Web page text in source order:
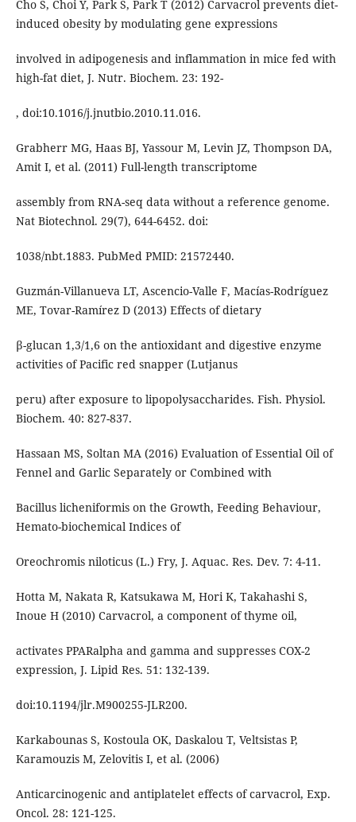
Cho S, Choi Y, Park S, Park T (2012) Carvacrol prevents diet-
induced obesity by modulating gene expressions
involved in adipogenesis and inflammation in mice fed with
high-fat diet, J. Nutr. Biochem. 23: 192-
, doi:10.1016/j.jnutbio.2010.11.016.
Grabherr MG, Haas BJ, Yassour M, Levin JZ, Thompson DA,
Amit I, et al. (2011) Full-length transcriptome
assembly from RNA-seq data without a reference genome.
Nat Biotechnol. 29(7), 644-6452. doi:
1038/nbt.1883. PubMed PMID: 21572440.
Guzmán-Villanueva LT, Ascencio-Valle F, Macías-Rodríguez
ME, Tovar-Ramírez D (2013) Effects of dietary
β-glucan 1,3/1,6 on the antioxidant and digestive enzyme
activities of Pacific red snapper (Lutjanus
peru) after exposure to lipopolysaccharides. Fish. Physiol.
Biochem. 40: 827-837.
Hassaan MS, Soltan MA (2016) Evaluation of Essential Oil of
Fennel and Garlic Separately or Combined with
Bacillus licheniformis on the Growth, Feeding Behaviour,
Hemato-biochemical Indices of
Oreochromis niloticus (L.) Fry, J. Aquac. Res. Dev. 7: 4-11.
Hotta M, Nakata R, Katsukawa M, Hori K, Takahashi S,
Inoue H (2010) Carvacrol, a component of thyme oil,
activates PPARalpha and gamma and suppresses COX-2
expression, J. Lipid Res. 51: 132-139.
doi:10.1194/jlr.M900255-JLR200.
Karkabounas S, Kostoula OK, Daskalou T, Veltsistas P,
Karamouzis M, Zelovitis I, et al. (2006)
Anticarcinogenic and antiplatelet effects of carvacrol, Exp.
Oncol. 28: 121-125.